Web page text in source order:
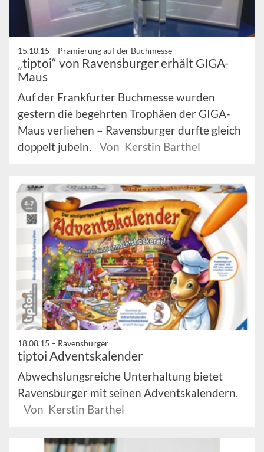
15.10.15 – Prämierung auf der Buchmesse
„tiptoi“ von Ravensburger erhält GIGA-
Maus
Auf der Frankfurter Buchmesse wurden
gestern die begehrten Trophäen der GIGA-
Maus verliehen – Ravensburger durfte gleich
doppelt jubeln.
Von Kerstin Barthel
18.08.15 – Ravensburger
tiptoi Adventskalender
Abwechslungsreiche Unterhaltung bietet
Ravensburger mit seinen Adventskalendern.
Von Kerstin Barthel